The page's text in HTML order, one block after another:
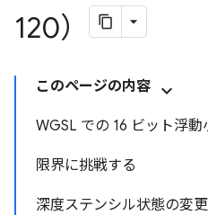
120）
このページの内容
WGSL での 16 ビット浮
限界に挑戦する
深度ステンシル状態の変更